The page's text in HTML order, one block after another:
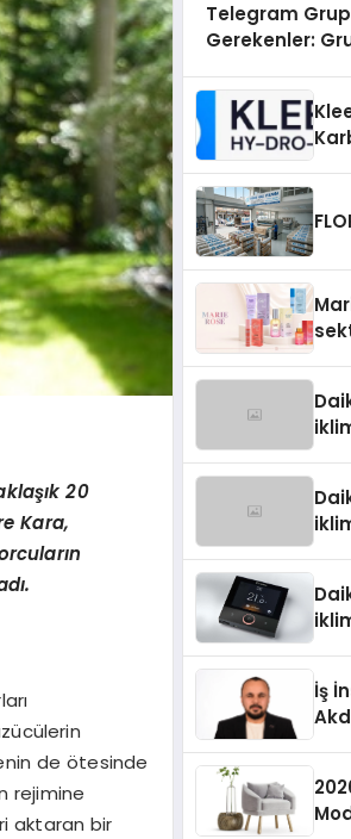
20
Kara,
de ötesinde
rejimine
aktaran bir
Telegram
Gerekenler:
Aldı
İş